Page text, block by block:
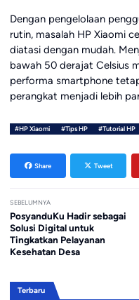
Dengan pengelolaan
rutin, masalah HP Xiaomi
diatasi dengan mudah.
bawah 50 derajat Celsius
performa smartphone
perangkat menjadi lebih
#HP Xiaomi #Tips HP #Tutorial HP
Share Tweet
SEBELUMNYA
PosyanduKu Hadir sebagai
Solusi Digital untuk
Tingkatkan Pelayanan
Kesehatan Desa
Terbaru